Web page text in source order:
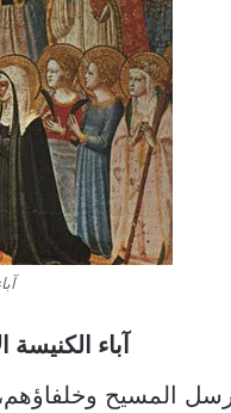
آباء الكنيسة